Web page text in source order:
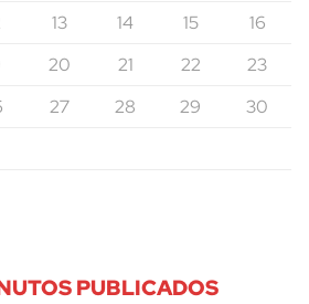
13 14 15
16
20 21 22
23
27 28 29
30
PUBLICADOS